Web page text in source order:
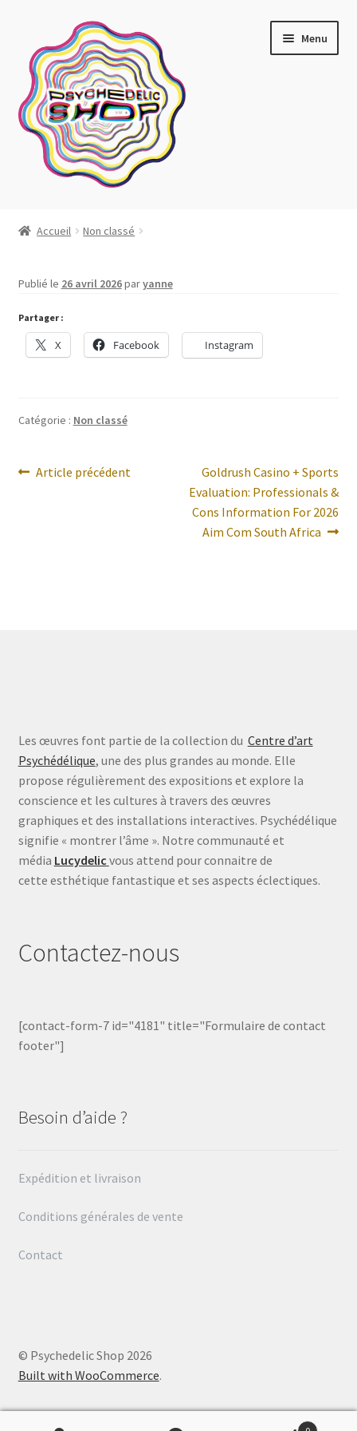
navigation
contenu
Menu
Blotter art
Accueil Non classé
Publié le 26 avril 2026paryanne
Partager :
X Facebook Instagram
Catégorie : Non classé
Navigation
Article
Article précédent
Article
suivant :
Goldrush Casino + Sports
Evaluation: Professionals &
Cons Information For 2026
Aim Com South Africa
Les œuvres font partie de la collection du Centre d’art
Psychédélique, une des plus grandes au monde. Elle
propose régulièrement des expositions et explore la
conscience et les cultures à travers des œuvres
graphiques et des installations interactives. Psychédélique
signifie « montrer l’âme ». Notre communauté et
média Lucydelic vous attend pour connaitre de
cette esthétique fantastique et ses aspects éclectiques.
Contactez-nous
[contact-form-7 id="4181" title="Formulaire de contact
footer"]
Besoin d’aide ?
Expédition et livraison
Conditions générales de vente
Contact
© Psychedelic Shop 2026
Built with WooCommerce.